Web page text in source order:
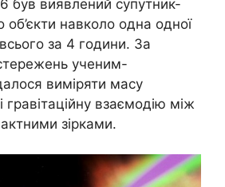
був виявлений супутник-
об’єкти навколо одна одної
за 4 години. За
ученим-
виміряти масу
гравітаційну взаємодію між
зірками.